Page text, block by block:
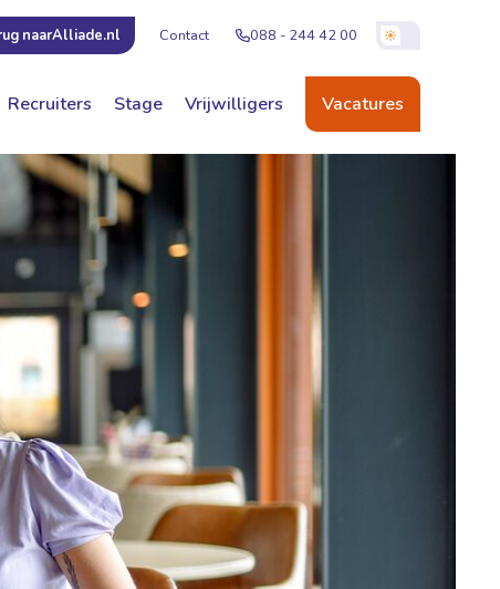
naarAlliade.nl Contact 088 - 244 42 00
Recruiters Stage Vrijwilligers Vacatures